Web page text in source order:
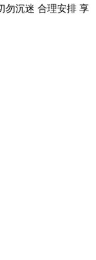
勿沉迷 合理安排 享